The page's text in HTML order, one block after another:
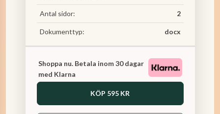
Antal sidor: 2
Dokumenttyp: docx
Shoppa nu. Betala inom 30 dagar
med Klarna
KÖP 595 KR